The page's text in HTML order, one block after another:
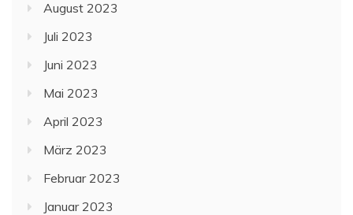
August 2023
Juli 2023
Juni 2023
Mai 2023
April 2023
März 2023
Februar 2023
Januar 2023